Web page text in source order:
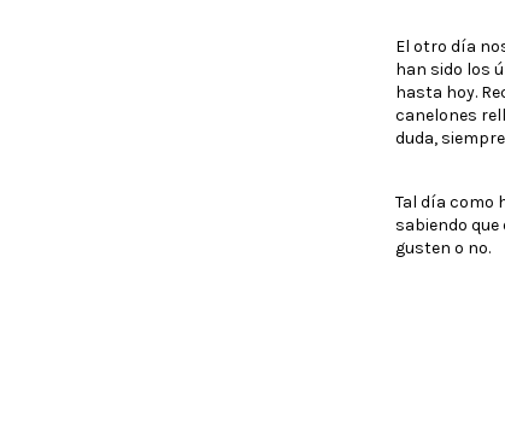
El otro día
han sido los
hasta hoy.
canelones
duda,
Tal día como
sabiendo
gusten o no.